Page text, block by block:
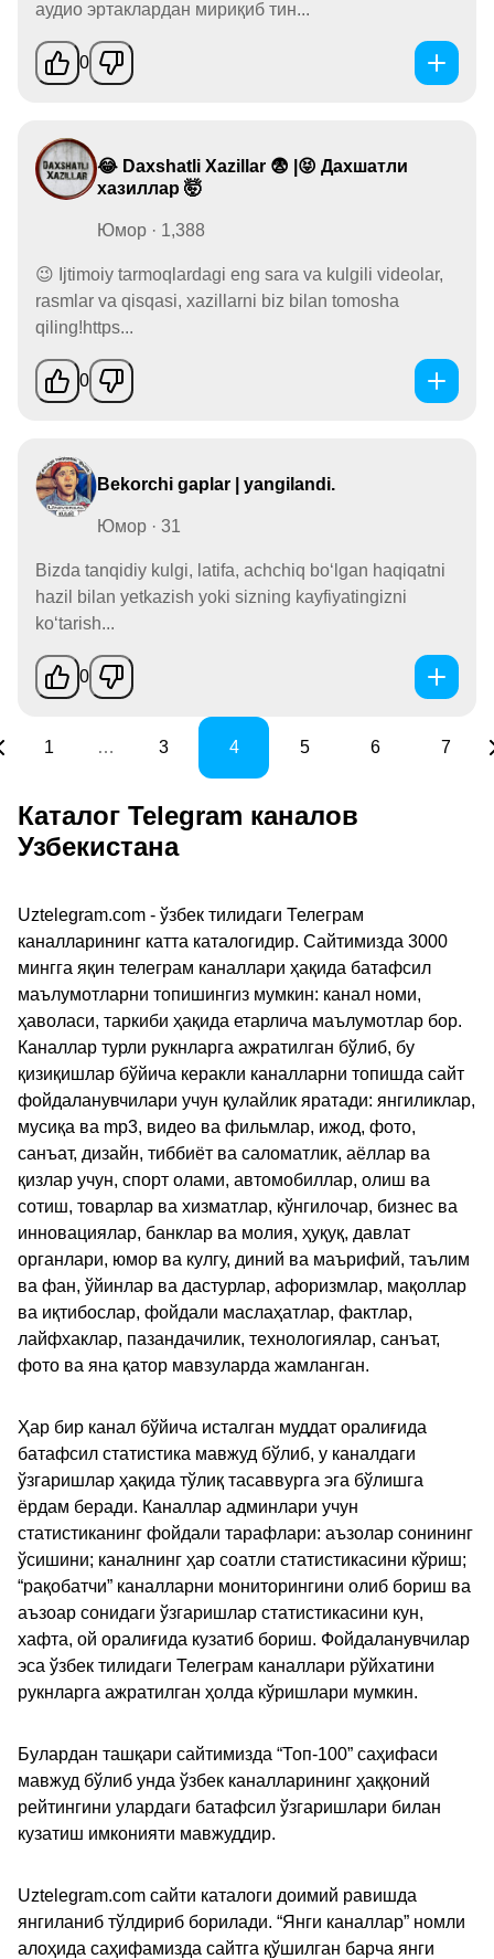
аудио эртаклардан мириқиб тин...
0
😂 Daxshatli Xazillar 😨 |😝 Дахшатли
хазиллар 🤯
Юмор · 1,388
😉 Ijtimoiy tarmoqlardagi eng sara va kulgili videolar,
rasmlar va qisqasi, xazillarni biz bilan tomosha
qiling!https...
0
Bekorchi gaplar | yangilandi.
Юмор · 31
Bizda tanqidiy kulgi, latifa, achchiq boʻlgan haqiqatni
hazil bilan yetkazish yoki sizning kayfiyatingizni
koʻtarish...
0
1 … 3 4 5 6 7
Каталог Telegram каналов
Узбекистана
Uztelegram.com - ўзбек тилидаги Телеграм
каналларининг катта каталогидир. Сайтимизда 3000
мингга яқин телеграм каналлари ҳақида батафсил
маълумотларни топишингиз мумкин: канал номи,
ҳаволаси, таркиби ҳақида етарлича маълумотлар бор.
Каналлар турли рукнларга ажратилган бўлиб, бу
қизиқишлар бўйича керакли каналларни топишда сайт
фойдаланувчилари учун қулайлик яратади: янгиликлар,
мусиқа ва mp3, видео ва фильмлар, ижод, фото,
санъат, дизайн, тиббиёт ва саломатлик, аёллар ва
қизлар учун, спорт олами, автомобиллар, олиш ва
сотиш, товарлар ва хизматлар, кўнгилочар, бизнес ва
инновациялар, банклар ва молия, ҳуқуқ, давлат
органлари, юмор ва кулгу, диний ва маърифий, таълим
ва фан, ўйинлар ва дастурлар, афоризмлар, мақоллар
ва иқтибослар, фойдали маслаҳатлар, фактлар,
лайфхаклар, пазандачилик, технологиялар, санъат,
фото ва яна қатор мавзуларда жамланган.
Ҳар бир канал бўйича исталган муддат оралиғида
батафсил статистика мавжуд бўлиб, у каналдаги
ўзгаришлар ҳақида тўлиқ тасаввурга эга бўлишга
ёрдам беради. Каналлар админлари учун
статистиканинг фойдали тарафлари: аъзолар сонининг
ўсишини; каналнинг ҳар соатли статистикасини кўриш;
“рақобатчи” каналларни мониторингини олиб бориш ва
аъзоар сонидаги ўзгаришлар статистикасини кун,
хафта, ой оралиғида кузатиб бориш. Фойдаланувчилар
эса ўзбек тилидаги Телеграм каналлари рўйхатини
рукнларга ажратилган ҳолда кўришлари мумкин.
Булардан ташқари сайтимизда “Топ-100” саҳифаси
мавжуд бўлиб унда ўзбек каналларининг ҳаққоний
рейтингини улардаги батафсил ўзгаришлари билан
кузатиш имконияти мавжуддир.
Uztelegram.com сайти каталоги доимий равишда
янгиланиб тўлдириб борилади. “Янги каналлар” номли
алоҳида саҳифамизда сайтга қўшилган барча янги